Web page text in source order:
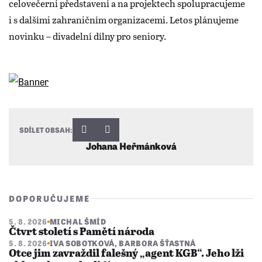
celovečerní představení a na projektech spolupracujeme
i s dalšími zahraničním organizacemi. Letos plánujeme
novinku – divadelní dílny pro seniory.
Johana Heřmánková
SDÍLET OBSAH:
DOPORUČUJEME
5. 8. 2026 MICHAL ŠMÍD
Čtvrt století s Pamětí národa
5. 8. 2026 IVA SOBOTKOVÁ, BARBORA ŠŤASTNÁ
Otce jim zavraždil falešný „agent KGB“. Jeho lži